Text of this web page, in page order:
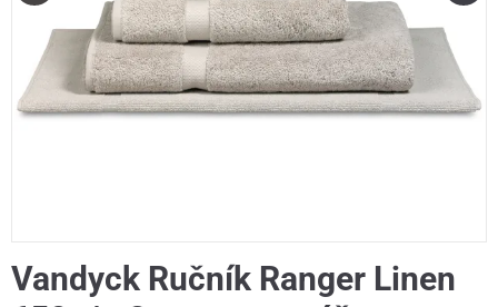
Vandyck Ručník Ranger Linen